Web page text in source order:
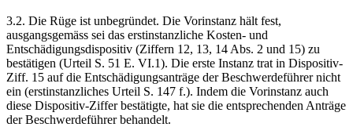
3.2. Die Rüge ist unbegründet. Die Vorinstanz hält fest,
ausgangsgemäss sei das erstinstanzliche Kosten- und
Entschädigungsdispositiv (Ziffern 12, 13, 14 Abs. 2 und 15) zu
bestätigen (Urteil S. 51 E. VI.1). Die erste Instanz trat in Dispositiv-
Ziff. 15 auf die Entschädigungsanträge der Beschwerdeführer nicht
ein (erstinstanzliches Urteil S. 147 f.). Indem die Vorinstanz auch
diese Dispositiv-Ziffer bestätigte, hat sie die entsprechenden Anträge
der Beschwerdeführer behandelt.